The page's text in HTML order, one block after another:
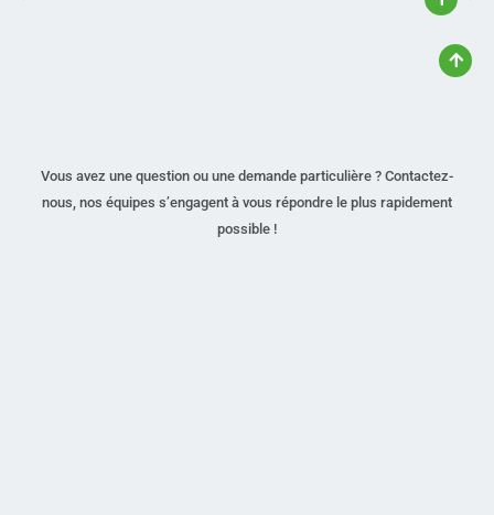
Vous avez une question ou une demande particulière ? Contactez-
nous, nos équipes s’engagent à vous répondre le plus rapidement
possible !